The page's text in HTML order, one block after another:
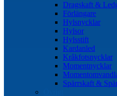
Dragskaft &
Förlängare
Hylsnycklar
Hylsor
Hylsstift
Kardanled
Kråkfotsnycklar
Momentnycklar
Spärrskaft &